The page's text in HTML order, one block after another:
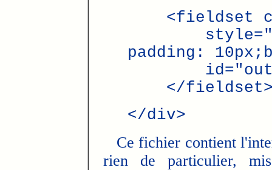
<fieldset
padding:
</
</div>
Ce fichier contient
rien de particulier,